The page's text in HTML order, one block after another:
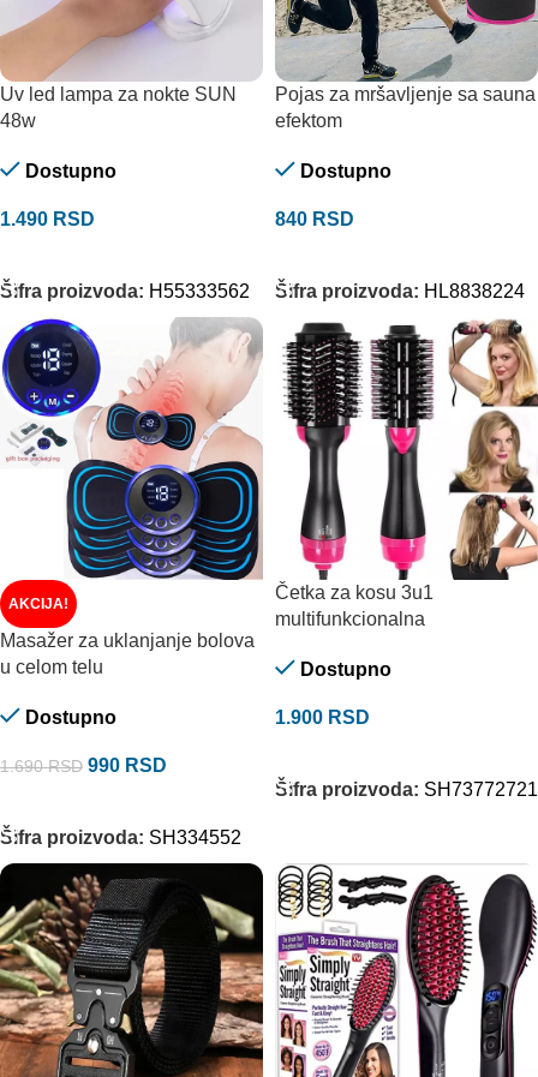
Uv led lampa za nokte SUN
48w
Dostupno
1.490 RSD
Šifra proizvoda: H55333562
Pojas za mršavljenje sa sauna
efektom
Dostupno
840 RSD
Šifra proizvoda: HL8838224
AKCIJA!
Masažer za uklanjanje bolova
u celom telu
Dostupno
1.690RSD 990 RSD
Šifra proizvoda: SH334552
Četka za kosu 3u1
multifunkcionalna
Dostupno
1.900 RSD
Šifra proizvoda: SH73772721